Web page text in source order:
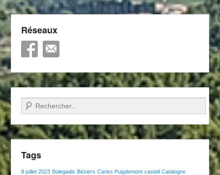
Réseaux
Recherche
Tags
8 juillet 2023 Bolegadis Béziers Carles Puigdemont castell Catalogne